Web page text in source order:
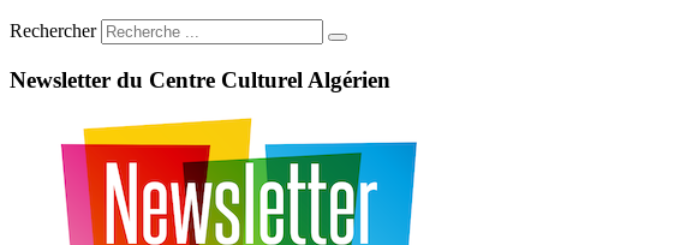
Rechercher
Newsletter du Centre Culturel Algérien